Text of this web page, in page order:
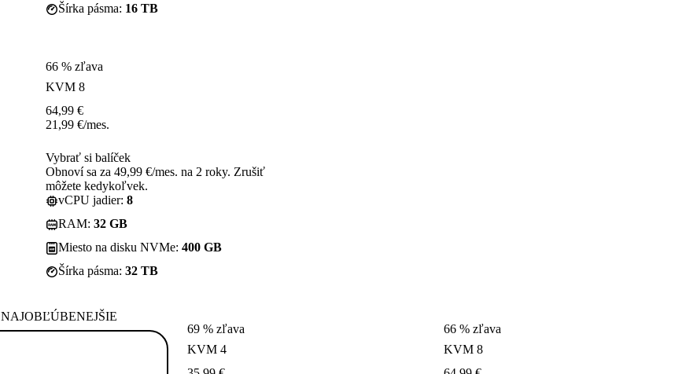
Šírka pásma: 16 TB
66 % zľava
KVM 8
64,99 €
21,99 €/mes.
Vybrať si balíček
Obnoví sa za 49,99 €/mes. na 2 roky. Zrušiť
môžete kedykoľvek.
vCPU jadier: 8
RAM: 32 GB
Miesto na disku NVMe: 400 GB
Šírka pásma: 32 TB
NAJOBĽÚBENEJŠIE
69 % zľava
KVM 4
66 % zľava
KVM 8